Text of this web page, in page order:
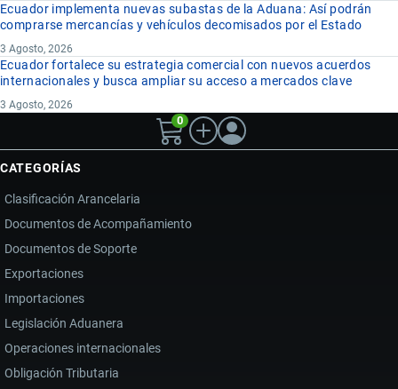
Ecuador implementa nuevas subastas de la Aduana: Así podrán
comprarse mercancías y vehículos decomisados por el Estado
3 Agosto, 2026
Ecuador fortalece su estrategia comercial con nuevos acuerdos
internacionales y busca ampliar su acceso a mercados clave
3 Agosto, 2026
0
CATEGORÍAS
Clasificación Arancelaria
Documentos de Acompañamiento
Documentos de Soporte
Exportaciones
Importaciones
Legislación Aduanera
Operaciones internacionales
Obligación Tributaria